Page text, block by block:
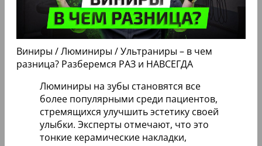
консультации и возможные противопоказания
для некоторых пациентов. Отзывы пациентов в
основном положительные, но некоторые
отмечают, что процесс установки требует
времени и внимательности со стороны
стоматолога. В целом, люминиры могут стать
отличным выбором для тех, кто хочет улучшить
свою улыбку без серьезных вмешательств.